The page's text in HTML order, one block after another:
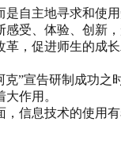
自主地寻求和使
受、体验、创
，促进师生的成长
”宣告研制成功
作用。
信息技术的使用有